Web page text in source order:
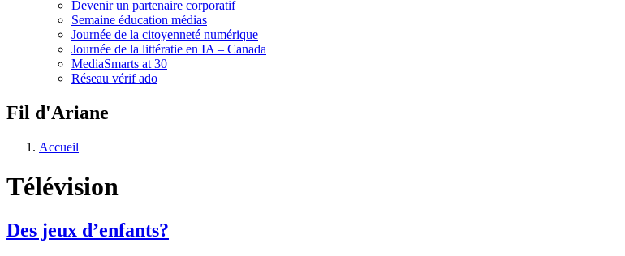
Devenir un partenaire corporatif
Semaine éducation médias
Journée de la citoyenneté numérique
Journée de la littératie en IA – Canada
MediaSmarts at 30
Réseau vérif ado
Fil d'Ariane
Accueil
Télévision
Des jeux d’enfants?